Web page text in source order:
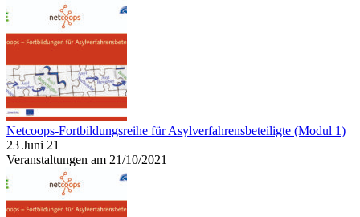
Netcoops-Fortbildungsreihe für Asylverfahrensbeteiligte (Modul 1)
23 Juni 21
Veranstaltungen am 21/10/2021